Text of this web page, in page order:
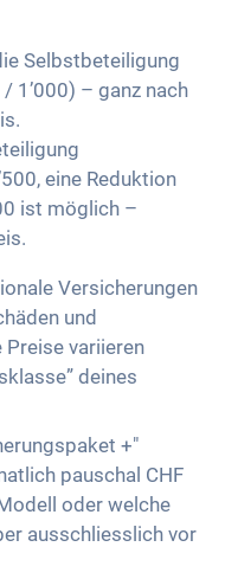
Selbstbeteiligung
1’000) – ganz nach
eine Reduktion
ist möglich –
Versicherungen
und
variieren
deines
+"
pauschal CHF
oder welche
ausschliesslich vor